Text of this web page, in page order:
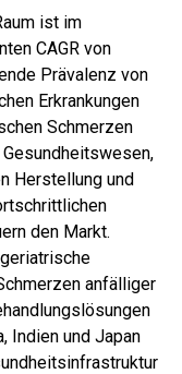
ist im
CAGR von
Prävalenz von
Erkrankungen
Schmerzen
Herstellung und
den Markt.
anfälliger
Indien und Japan